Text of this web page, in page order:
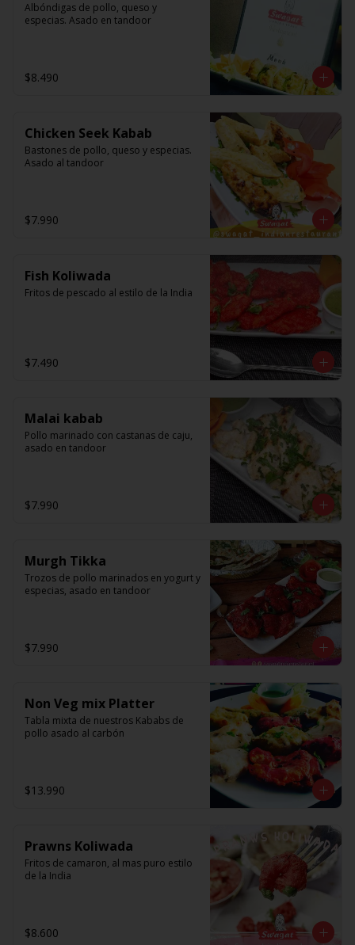
Albóndigas de pollo, queso y
especias. Asado en tandoor
$8.490
Chicken Seek Kabab
Bastones de pollo, queso y especias.
Asado al tandoor
$7.990
Fish Koliwada
Fritos de pescado al estilo de la India
$7.490
Malai kabab
Pollo marinado con castanas de caju,
asado en tandoor
$7.990
Murgh Tikka
Trozos de pollo marinados en yogurt y
especias, asado en tandoor
$7.990
Non Veg mix Platter
Tabla mixta de nuestros Kababs de
pollo asado al carbón
$13.990
Prawns Koliwada
Fritos de camaron, al mas puro estilo
de la India
$8.600